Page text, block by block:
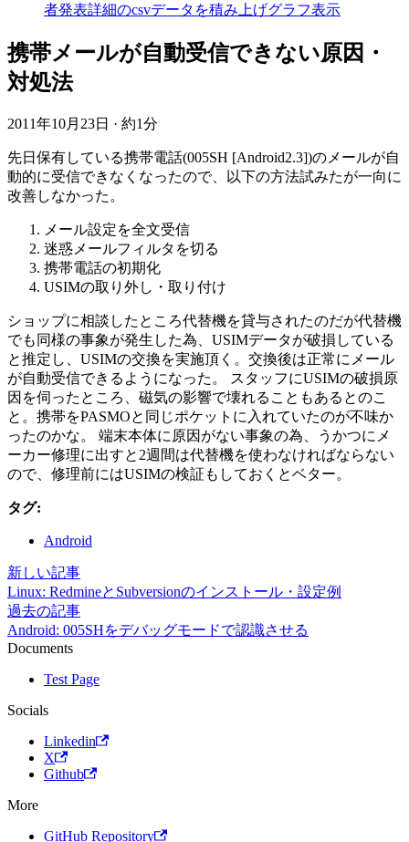
者発表詳細のcsvデータを積み上げグラフ表示
携帯メールが自動受信できない原因・
対処法
2011年10月23日 · 約1分
先日保有している携帯電話(005SH [Android2.3])のメールが自
動的に受信できなくなったので、以下の方法試みたが一向に
改善しなかった。
メール設定を全文受信
迷惑メールフィルタを切る
携帯電話の初期化
USIMの取り外し・取り付け
ショップに相談したところ代替機を貸与されたのだが代替機
でも同様の事象が発生した為、USIMデータが破損している
と推定し、USIMの交換を実施頂く。交換後は正常にメール
が自動受信できるようになった。 スタッフにUSIMの破損原
因を伺ったところ、磁気の影響で壊れることもあるとのこ
と。携帯をPASMOと同じポケットに入れていたのが不味か
ったのかな。 端末本体に原因がない事象の為、うかつにメ
ーカー修理に出すと2週間は代替機を使わなければならない
ので、修理前にはUSIMの検証もしておくとベター。
タグ:
Android
新しい記事
Linux: RedmineとSubversionのインストール・設定例
過去の記事
Android: 005SHをデバッグモードで認識させる
Documents
Test Page
Socials
Linkedin
X
Github
More
GitHub Repository